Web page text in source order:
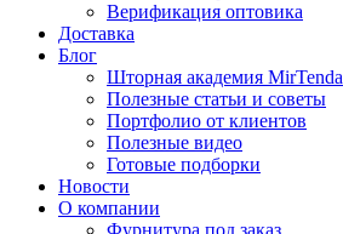
Верификация оптовика
Доставка
Блог
Шторная академия MirTenda
Полезные статьи и советы
Портфолио от клиентов
Полезные видео
Готовые подборки
Новости
О компании
Фурнитура под заказ